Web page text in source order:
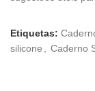
Etiquetas:
silicone , Caderno